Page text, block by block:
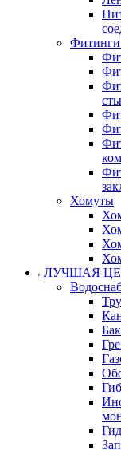
Хомуты
ЛУЧШАЯ